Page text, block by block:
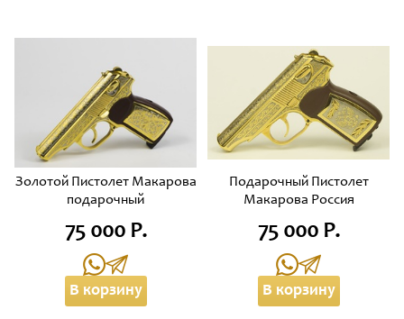
Золотой Пистолет Макарова
подарочный
75 000 Р.
В корзину
Подарочный Пистолет
Макарова Россия
75 000 Р.
В корзину